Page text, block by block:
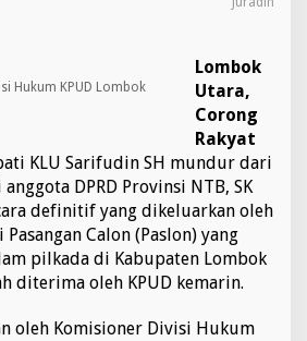
S
m
b
e
r
h
e
n
i
Hukum KPUD Lombok
Lombok
Utara,
Corong
Rakyat
KLU Sarifudin SH mundur dari
DPRD Provinsi NTB, SK
definitif yang dikeluarkan oleh
Calon (Paslon) yang
pilkada di Kabupaten Lombok
diterima oleh KPUD kemarin.
oleh Komisioner Divisi Hukum